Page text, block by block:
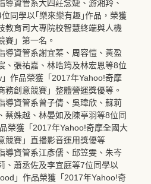
導資管系大四莊念婕、游湘羚、
同學以｢樂來樂有趣｣作品，榮獲
教育司大專院校智慧終端與人機
賽」第一名。
導資管系謝宜蓁、周容愷、黃盈
、張祐嘉、林晧筠及林宏恩等8位
作品榮獲「2017年Yahoo!奇摩
務創意競賽」整體營運獎優等。
導資管系曾子倩、吳瑋欣、蘇莉
蔡姝越、林晏如及陳亭羽等8位同
榮獲「2017年Yahoo!奇摩全國大
競賽」直播影音運用獎優等
導資管系江彥儒、邱笠雯、朱岑
、蕭丞佐及李宜庭等7位同學以
」作品榮獲「2017年Yahoo!奇